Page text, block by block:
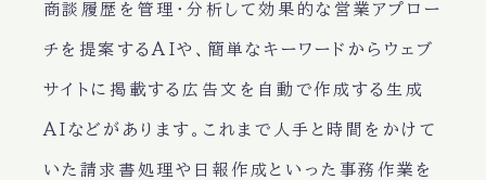
商談履歴を管理・分析して効果的な営業アプロー
チを提案するAIや、簡単なキーワードからウェブ
サイトに掲載する広告文を自動で作成する生成
AIなどがあります。これまで人手と時間をかけて
いた請求書処理や日報作成といった事務作業を